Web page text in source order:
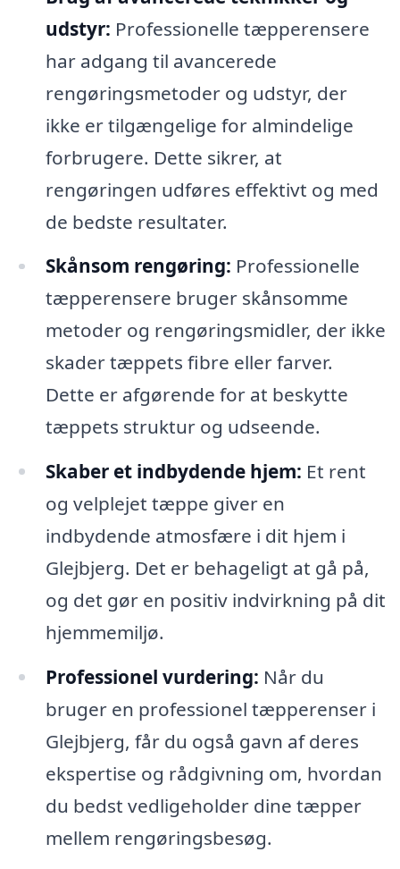
udstyr: Professionelle tæpperensere
har adgang til avancerede
rengøringsmetoder og udstyr, der
ikke er tilgængelige for almindelige
forbrugere. Dette sikrer, at
rengøringen udføres effektivt og med
de bedste resultater.
Skånsom rengøring: Professionelle
tæpperensere bruger skånsomme
metoder og rengøringsmidler, der ikke
skader tæppets fibre eller farver.
Dette er afgørende for at beskytte
tæppets struktur og udseende.
Skaber et indbydende hjem: Et rent
og velplejet tæppe giver en
indbydende atmosfære i dit hjem i
Glejbjerg. Det er behageligt at gå på,
og det gør en positiv indvirkning på dit
hjemmemiljø.
Professionel vurdering: Når du
bruger en professionel tæpperenser i
Glejbjerg, får du også gavn af deres
ekspertise og rådgivning om, hvordan
du bedst vedligeholder dine tæpper
mellem rengøringsbesøg.